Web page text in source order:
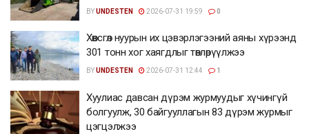
BYUNDESTEN 2026-07-31 19:59 0
Хөвсгөл нуурын их цэвэрлэгээний аяны хүрээнд
301 тонн хог хаягдлыг төвлөрүүлжээ
BYUNDESTEN 2026-07-31 12:44 1
Хуулиас давсан дүрэм журмуудыг хүчингүй
болгуулж, 30 байгууллагын 83 дүрэм журмыг
цэгцэлжээ